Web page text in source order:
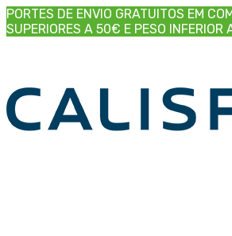
PORTES DE ENVIO GRATUITOS EM
SUPERIORES A 50€ E PESO INFERIOR